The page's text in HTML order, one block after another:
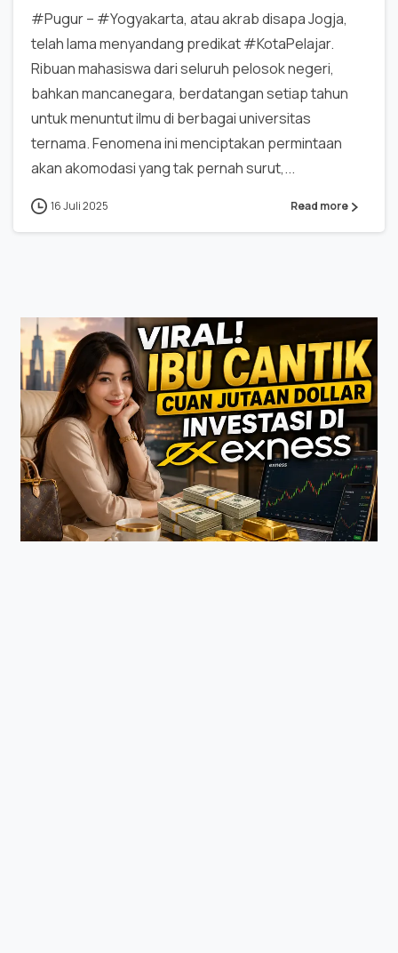
#Pugur – #Yogyakarta, atau akrab disapa Jogja,
telah lama menyandang predikat #KotaPelajar.
Ribuan mahasiswa dari seluruh pelosok negeri,
bahkan mancanegara, berdatangan setiap tahun
untuk menuntut ilmu di berbagai universitas
ternama. Fenomena ini menciptakan permintaan
akan akomodasi yang tak pernah surut,...
16 Juli 2025 Read more